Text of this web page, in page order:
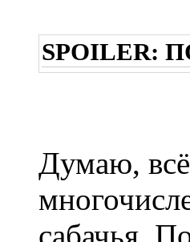
SPOILER:
Думаю, всё